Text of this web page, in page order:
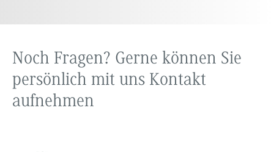
Noch Fragen? Gerne können Sie
persönlich mit uns Kontakt
aufnehmen